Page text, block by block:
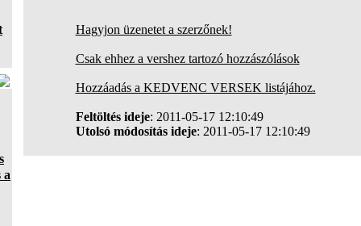
a
Hagyjon üzenetet a szerzőnek!
Csak ehhez a vershez tartozó hozzászólások
Hozzáadás a KEDVENC VERSEK listájához.
Feltöltés ideje: 2011-05-17 12:10:49
Utolsó módosítás ideje: 2011-05-17 12:10:49